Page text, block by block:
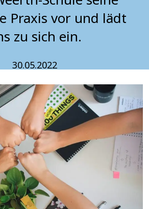
Praxis vor und lädt
zu sich ein.
30.05.2022